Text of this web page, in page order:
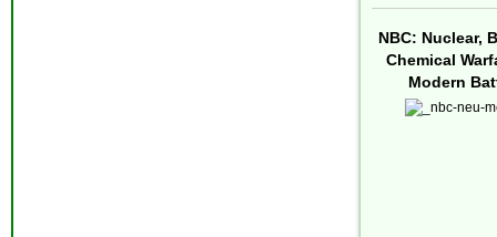
NBC: Nuclear,
Chemical
Modern